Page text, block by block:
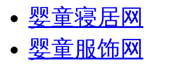
婴童寝居网
婴童服饰网